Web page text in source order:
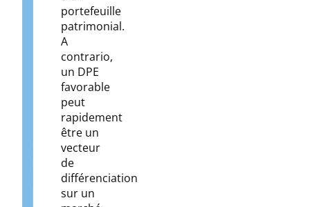
portefeuille
patrimonial.
A
contrario,
un DPE
favorable
peut
rapidement
être un
vecteur
de
différenciation
sur un